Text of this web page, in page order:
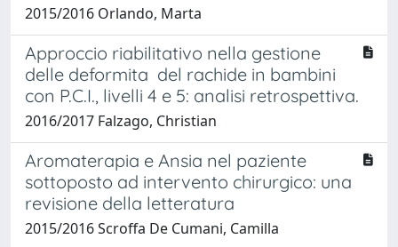
2015/2016 Orlando, Marta
Approccio riabilitativo nella gestione
delle deformita del rachide in bambini
con P.C.I., livelli 4 e 5: analisi retrospettiva.
2016/2017 Falzago, Christian
Aromaterapia e Ansia nel paziente
sottoposto ad intervento chirurgico: una
revisione della letteratura
2015/2016 Scroffa De Cumani, Camilla